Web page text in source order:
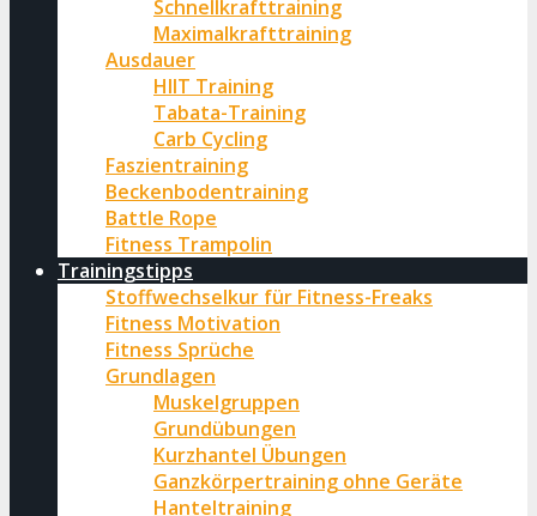
Schnellkrafttraining
Maximalkrafttraining
Ausdauer
HIIT Training
Tabata-Training
Carb Cycling
Faszientraining
Beckenbodentraining
Battle Rope
Fitness Trampolin
Trainingstipps
Stoffwechselkur für Fitness-Freaks
Fitness Motivation
Fitness Sprüche
Grundlagen
Muskelgruppen
Grundübungen
Kurzhantel Übungen
Ganzkörpertraining ohne Geräte
Hanteltraining